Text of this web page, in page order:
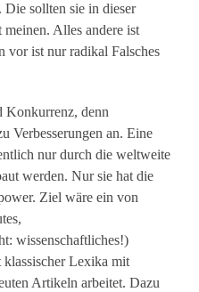
Die sollten sie in dieser
meinen. Alles andere ist
vor ist nur radikal Falsches
Konkurrenz, denn
Verbesserungen an. Eine
nur durch die weltweite
werden. Nur sie hat die
Ziel wäre ein von
wissenschaftliches!)
Lexika mit
Artikeln arbeitet. Dazu